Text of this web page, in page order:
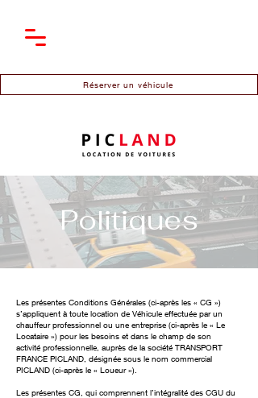
Réserver un véhicule
Politiques
Les présentes Conditions Générales (ci-après les « CG »)
s’appliquent à toute location de Véhicule effectuée par un
chauffeur professionnel ou une entreprise (ci-après le « Le
Locataire ») pour les besoins et dans le champ de son
activité professionnelle, auprès de la société TRANSPORT
FRANCE PICLAND, désignée sous le nom commercial
PICLAND (ci-après le « Loueur »).
Les présentes CG, qui comprennent l’intégralité des CGU du